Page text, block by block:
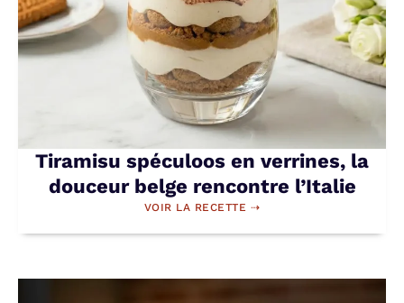
Tiramisu spéculoos en verrines, la
douceur belge rencontre l’Italie
VOIR LA RECETTE ⇢